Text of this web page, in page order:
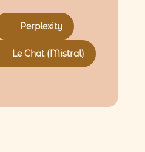
Perplexity
Le Chat (Mistral)